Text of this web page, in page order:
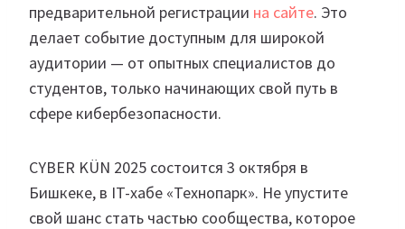
предварительной регистрации на сайте. Это
делает событие доступным для широкой
аудитории — от опытных специалистов до
студентов, только начинающих свой путь в
сфере кибербезопасности.
CYBER KÜN 2025 состоится 3 октября в
Бишкеке, в IT-хабе «Технопарк». Не упустите
свой шанс стать частью сообщества, которое